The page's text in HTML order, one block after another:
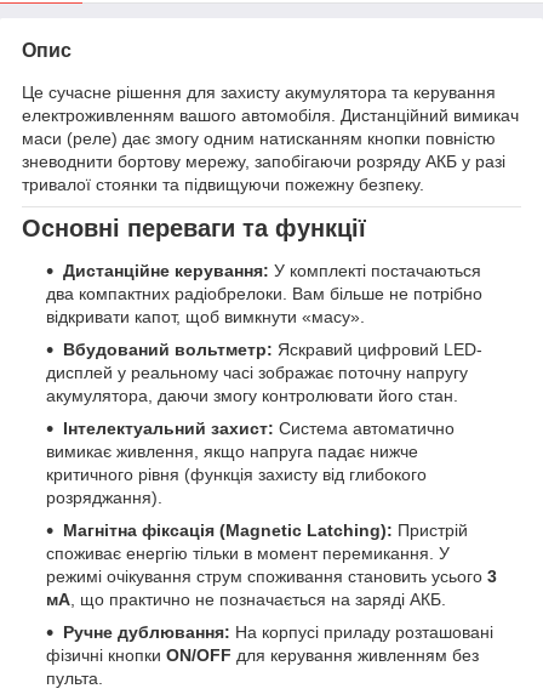
Опис
Це сучасне рішення для захисту акумулятора та керування
електроживленням вашого автомобіля. Дистанційний вимикач
маси (реле) дає змогу одним натисканням кнопки повністю
зневоднити бортову мережу, запобігаючи розряду АКБ у разі
тривалої стоянки та підвищуючи пожежну безпеку.
Основні переваги та функції
Дистанційне керування: У комплекті постачаються
два компактних радіобрелоки. Вам більше не потрібно
відкривати капот, щоб вимкнути «масу».
Вбудований вольтметр: Яскравий цифровий LED-
дисплей у реальному часі зображає поточну напругу
акумулятора, даючи змогу контролювати його стан.
Інтелектуальний захист: Система автоматично
вимикає живлення, якщо напруга падає нижче
критичного рівня (функція захисту від глибокого
розряджання).
Магнітна фіксація (Magnetic Latching): Пристрій
споживає енергію тільки в момент перемикання. У
режимі очікування струм споживання становить усього 3
мА, що практично не позначається на заряді АКБ.
Ручне дублювання: На корпусі приладу розташовані
фізичні кнопки ON/OFF для керування живленням без
пульта.